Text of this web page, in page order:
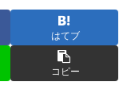
はてブ
コピー